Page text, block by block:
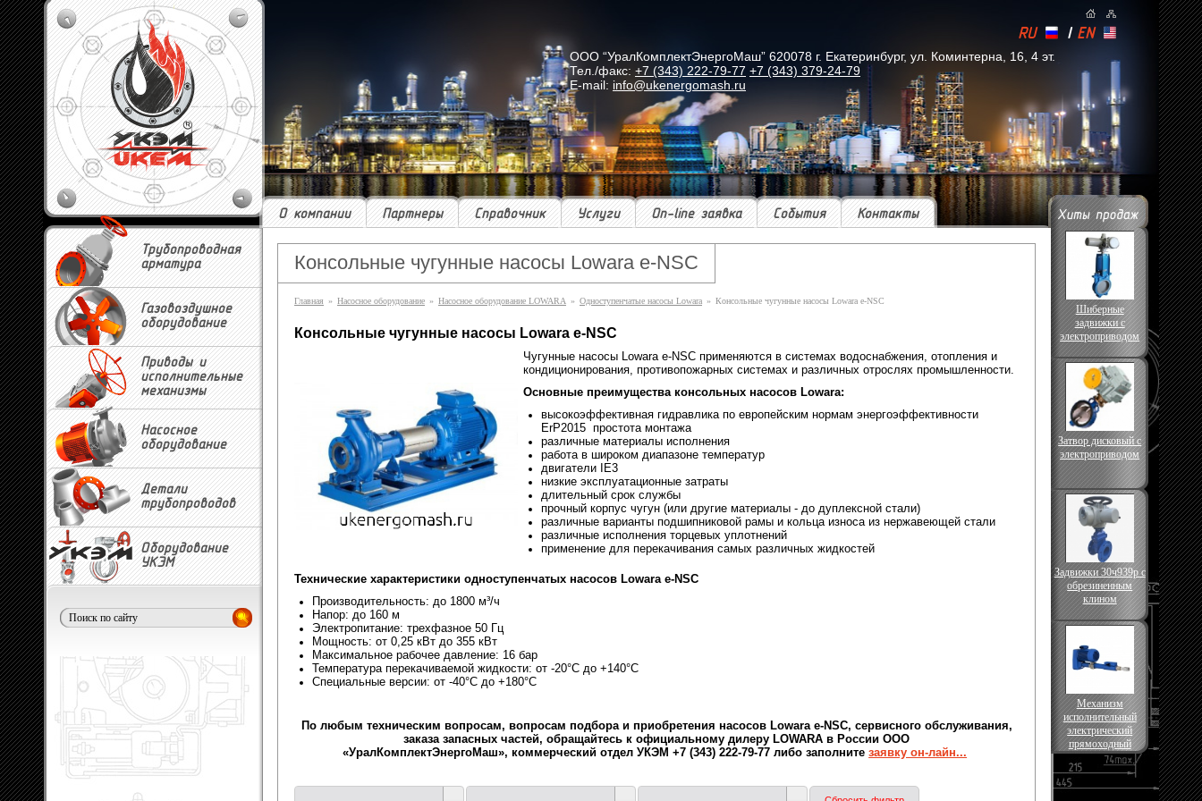
ООО “УралКомплектЭнергоМаш” 620078 г. Екатеринбург, ул. Коминтерна, 16, 4 эт.
Тел./факс: +7 (343) 222-79-77 +7 (343) 379-24-79
E-mail: info@ukenergomash.ru
RU | EN
О компании Партнеры Справочник Услуги On-line заявка События Контакты
Трубопроводная
арматура
Газовоздушное
оборудование
Приводы и
исполнительные
механизмы
Насосное
оборудование
Детали
трубопроводов
Оборудование
УКЭМ
Консольные чугунные насосы Lowara e-NSC
Главная » Насосное оборудование » Насосное оборудование LOWARA » Одноступенчатые насосы Lowara » Консольные чугунные насосы Lowara e-NSC
Консольные чугунные насосы Lowara e-NSC
Чугунные насосы Lowara e-NSC применяются в системах водоснабжения, отопления и
кондиционирования, противопожарных системах и различных отрослях промышленности.
Основные преимущества консольных насосов Lowara:
высокоэффективная гидравлика по европейским нормам энергоэффективности
ErP2015 простота монтажа
различные материалы исполнения
работа в широком диапазоне температур
двигатели IE3
низкие эксплуатационные затраты
длительный срок службы
прочный корпус чугун (или другие материалы - до дуплексной стали)
различные варианты подшипниковой рамы и кольца износа из нержавеющей стали
различные исполнения торцевых уплотнений
применение для перекачивания самых различных жидкостей
Технические характеристики одноступенчатых насосов Lowara e-NSC
Производительность: до 1800 м³/ч
Напор: до 160 м
Электропитание: трехфазное 50 Гц
Мощность: от 0,25 кВт до 355 кВт
Максимальное рабочее давление: 16 бар
Температура перекачиваемой жидкости: от -20°C до +140°C
Специальные версии: от -40°C до +180°C
По любым техническим вопросам, вопросам подбора и приобретения насосов Lowara e-NSC, сервисного обслуживания,
заказа запасных частей, обращайтесь к официальному дилеру LOWARA в России ООО
«УралКомплектЭнергоМаш», коммерческий отдел УКЭМ +7 (343) 222-79-77 либо заполнитезаявку он-лайн...
Шиберные
задвижки с
электроприводом
Затвор дисковый с
электроприводом
Задвижки 30ч939р с
обрезиненным
клином
Механизм
исполнительный
электрический
прямоходный